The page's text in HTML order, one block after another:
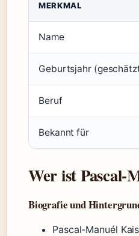
MERKMAL
Name
Geburtsjahr
Beruf
Bekannt für
Wer ist Pascal-
Biografie und
Pascal-Manuél